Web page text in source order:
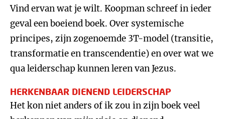
Vind ervan wat je wilt. Koopman schreef in ieder
geval een boeiend boek. Over systemische
principes, zijn zogenoemde 3T-model (transitie,
transformatie en transcendentie) en over wat we
qua leiderschap kunnen leren van Jezus.
HERKENBAAR DIENEND LEIDERSCHAP
Het kon niet anders of ik zou in zijn boek veel